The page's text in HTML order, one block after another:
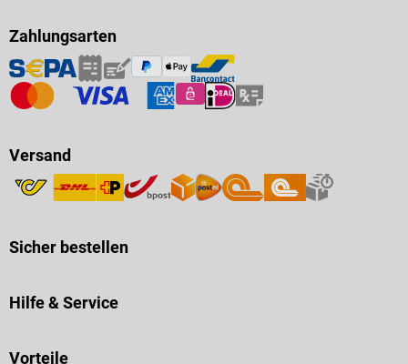
Zahlungsarten
Versand
Sicher bestellen
Hilfe & Service
Vorteile